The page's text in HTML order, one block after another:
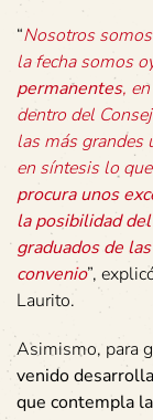
“Nosotros
la fecha somos
permanentes,
dentro del
las más grandes
en síntesis lo
procura unos
la posibilidad
graduados de
convenio”,
Laurito.
Asimismo, para
venido
que contempla